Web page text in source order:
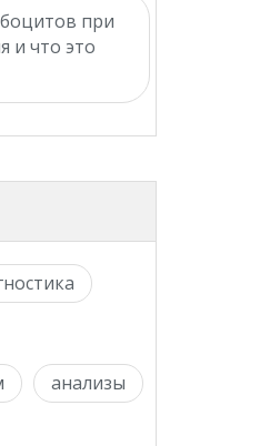
при
и что это
анализы